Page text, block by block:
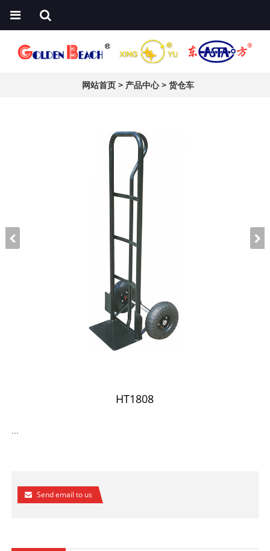
网站首页> 产品中心> 货仓车
HT1808
...
Send email to us